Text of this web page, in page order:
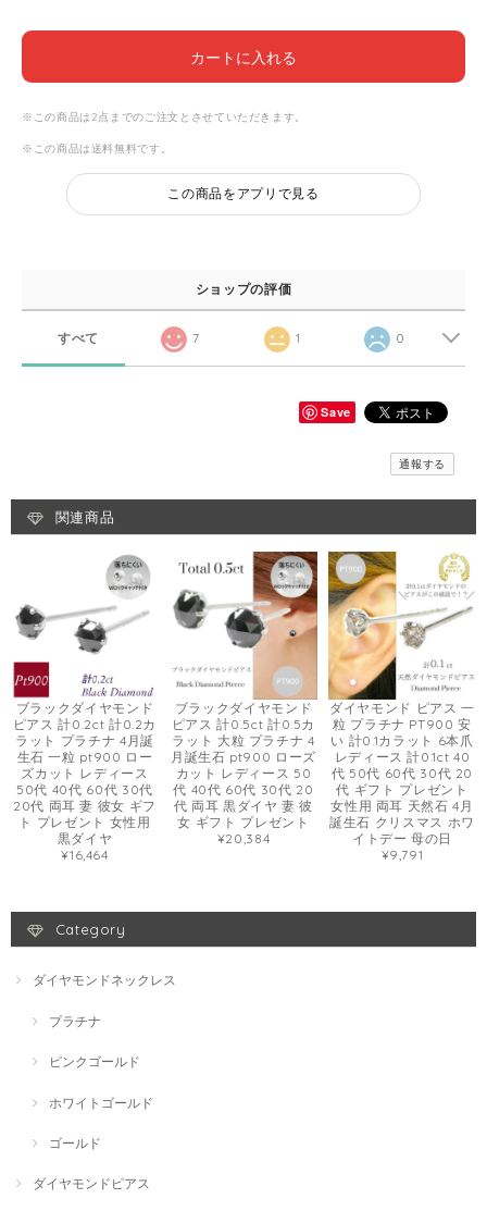
カートに入れる
※この商品は2点までのご注文とさせていただきます。
※この商品は 送料無料です。
この商品をアプリで見る
ショップの評価
すべて 7 1 0
Save
通報する
関連商品
ブラックダイヤモンド
ピアス 計0.2ct 計0.2カ
ラット プラチナ 4月誕
生石 一粒 pt900 ロー
ズカット レディース
50代 40代 60代 30代
20代 両耳 妻 彼女 ギフ
ト プレゼント 女性用
黒ダイヤ
¥16,464
ブラックダイヤモンド
ピアス 計0.5ct 計0.5カ
ラット 大粒 プラチナ 4
月誕生石 pt900 ローズ
カット レディース 50
代 40代 60代 30代 20
代 両耳 黒ダイヤ 妻 彼
女 ギフト プレゼント
¥20,384
ダイヤモンド ピアス 一
粒 プラチナ PT900 安
い 計0.1カラット 6本爪
レディース 計0.1ct 40
代 50代 60代 30代 20
代 ギフト プレゼント
女性用 両耳 天然石 4月
誕生石 クリスマス ホワ
イトデー 母の日
¥9,791
Category
ダイヤモンドネックレス
プラチナ
ピンクゴールド
ホワイトゴールド
ゴールド
ダイヤモンドピアス